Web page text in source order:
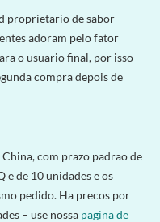
proprietario de sabor
adoram pelo fator
o usuario final, por isso
compra depois de
com prazo padrao de
e de 10 unidades e os
pedido. Ha precos por
– use nossa pagina de